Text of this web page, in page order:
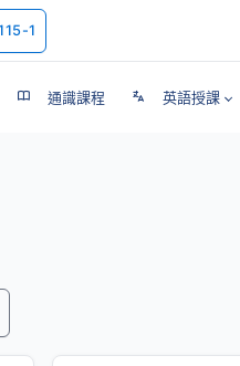
1
通識課程 英語授課